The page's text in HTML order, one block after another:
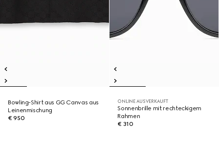
Bowling-Shirt aus GG Canvas aus
Leinenmischung
€ 950
ONLINE AUSVERKAUFT
Sonnenbrille mit rechteckigem
Rahmen
€ 310